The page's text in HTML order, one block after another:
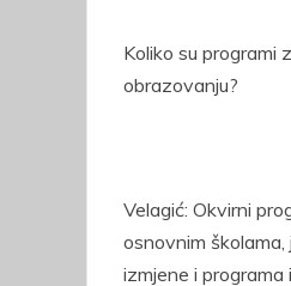
Koliko su programi
obrazovanju?
Velagić: Okvirni
osnovnim
izmjene i